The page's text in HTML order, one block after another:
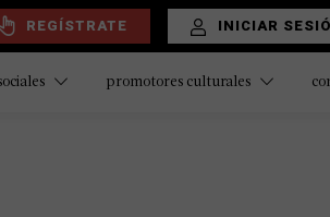
REGÍSTRATE INICIAR
promotores culturales